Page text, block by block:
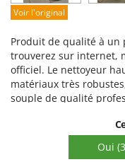
machine de très
rinceuse en
Facilité de montage
Voir l'original
Produit de qualité à un
trouverez sur internet,
officiel. Le nettoyeur
matériaux très
souple de qualité
délicat, mais son
silencieux. Je le
manière intensive et
Oui